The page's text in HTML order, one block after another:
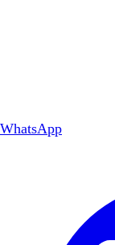
WhatsApp